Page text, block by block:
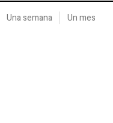
Una semana Un mes